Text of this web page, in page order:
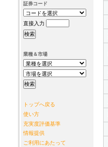
証券コード
直接入力
業種＆市場
トップへ戻る
使い方
充実度評価基準
情報提供
ご利用にあたって